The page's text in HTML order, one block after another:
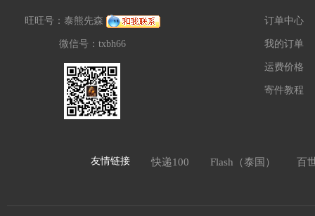
旺旺号：泰熊先森
微信号：txbh66
订单中心
我的订单
运费价格
寄件教程
友情链接 快递100 Flash（泰国） 百